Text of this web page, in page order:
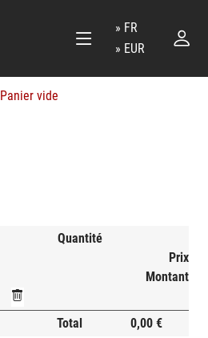
FR
EUR
Panier vide
Quantité
Prix
Montant
Total 0,00 €